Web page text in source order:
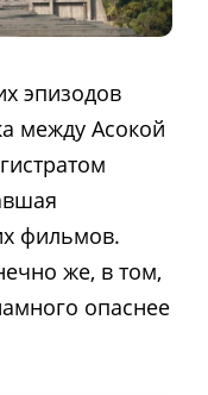
эпизодов
между Асокой
фильмов.
же, в том,
опаснее